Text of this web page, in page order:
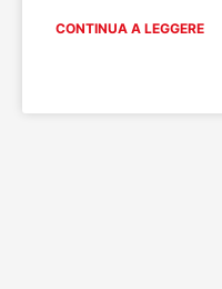
CONTINUA A LEGGERE